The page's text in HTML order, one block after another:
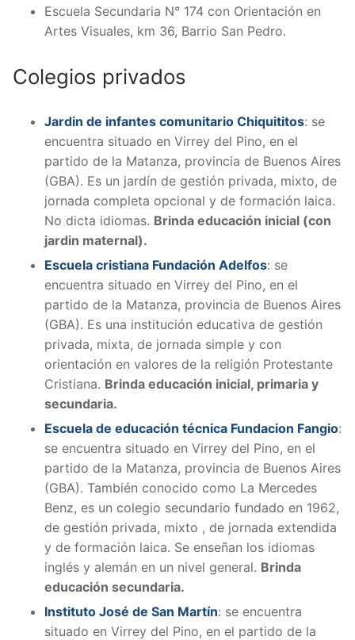
Escuela Secundaria N° 174 con Orientación en
Artes Visuales, km 36, Barrio San Pedro.
Colegios privados
Jardin de infantes comunitario Chiquititos: se
encuentra situado en Virrey del Pino, en el
partido de la Matanza, provincia de Buenos Aires
(GBA). Es un jardín de gestión privada, mixto, de
jornada completa opcional y de formación laica.
No dicta idiomas. Brinda educación inicial (con
jardin maternal).
Escuela cristiana Fundación Adelfos: se
encuentra situado en Virrey del Pino, en el
partido de la Matanza, provincia de Buenos Aires
(GBA). Es una institución educativa de gestión
privada, mixta, de jornada simple y con
orientación en valores de la religión Protestante
Cristiana. Brinda educación inicial, primaria y
secundaria.
Escuela de educación técnica Fundacion Fangio:
se encuentra situado en Virrey del Pino, en el
partido de la Matanza, provincia de Buenos Aires
(GBA). También conocido como La Mercedes
Benz, es un colegio secundario fundado en 1962,
de gestión privada, mixto , de jornada extendida
y de formación laica. Se enseñan los idiomas
inglés y alemán en un nivel general. Brinda
educación secundaria.
Instituto José de San Martín: se encuentra
situado en Virrey del Pino, en el partido de la